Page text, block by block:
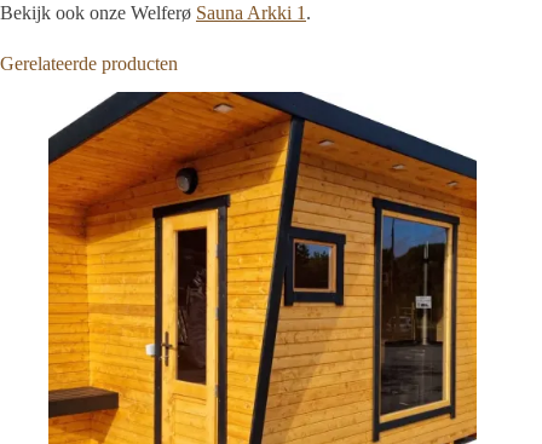
Bekijk ook onze Welferø Sauna Arkki 1 .
Gerelateerde producten